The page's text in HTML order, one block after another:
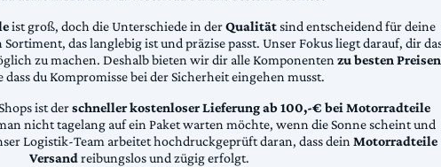
ist groß, doch die Unterschiede in derQualitätsind entscheidend für deine
das langlebig ist und präzise passt. Unser Fokus liegt darauf, dir
zu machen. Deshalb bieten wir dir alle Komponentenzu besten Preisen
dass du Kompromisse bei der Sicherheit eingehen musst.
ist derschneller kostenloser Lieferung ab 100,-€ bei Motorradteile
nicht tagelang auf ein Paket warten möchte, wenn die Sonne scheint und
Logistik-Team arbeitet hochdruckgeprüft daran, dass deinMotorradteile
Versandreibungslos und zügig erfolgt.